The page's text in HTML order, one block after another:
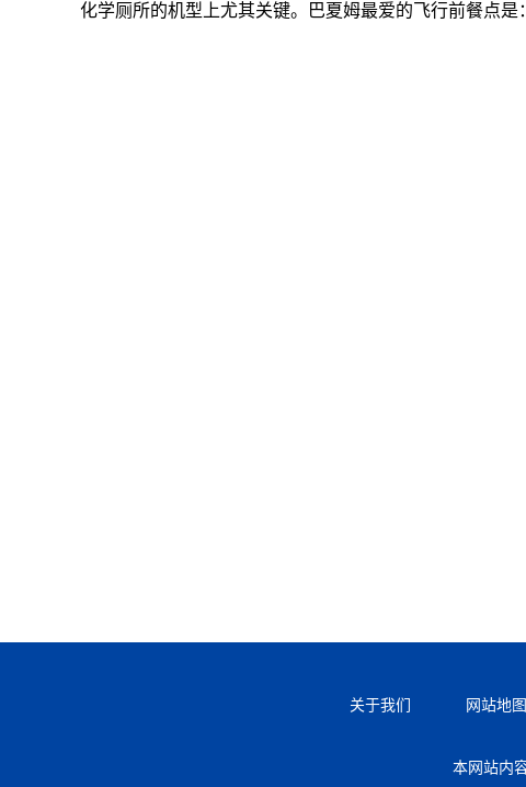
化学厕所的机型上尤其关键。巴夏姆最爱的飞行前餐点
关于我们 网站地图
本网站内